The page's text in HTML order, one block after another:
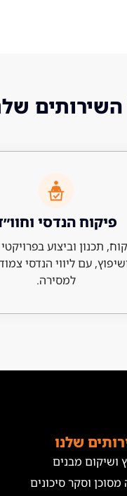
פיקוח הנדסי
תכנון וביצוע
עם ליווי הנדסי
למסירה.
שלנו
ושיקום מבנים
מסוכן וסקר סיכונים